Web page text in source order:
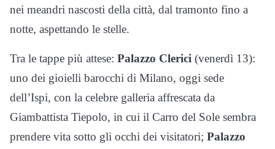
nei meandri nascosti della città, dal tramonto fino a
notte, aspettando le stelle.
Tra le tappe più attese: Palazzo Clerici (venerdì 13):
uno dei gioielli barocchi di Milano, oggi sede
dell’Ispi, con la celebre galleria affrescata da
Giambattista Tiepolo, in cui il Carro del Sole sembra
prendere vita sotto gli occhi dei visitatori; Palazzo